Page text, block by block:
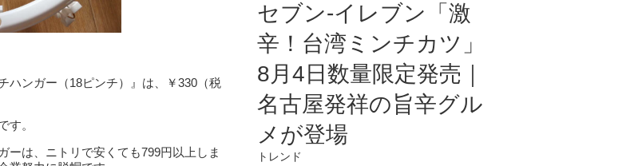
ハンガー（18ピンチ）』は、￥330（税
す。
ーは、ニトリで安くても799円以上しま
セブン-イレブン「激
辛！台湾ミンチカツ」
8月4日数量限定発売｜
名古屋発祥の旨辛グル
メが登場
トレンド